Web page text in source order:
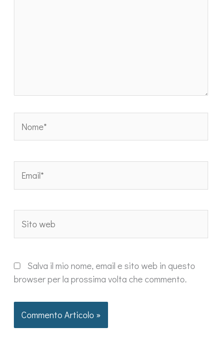
web
Salva il mio nome, email e sito web in questo
browser per la prossima volta che commento.